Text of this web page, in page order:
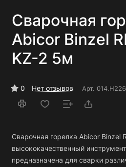
Сварочная
Abicor Binzel
KZ-2 5м
0 Нет отзывов Арт.
Сварочная горелка Abicor Binzel
высококачественный
предназначена для сварки